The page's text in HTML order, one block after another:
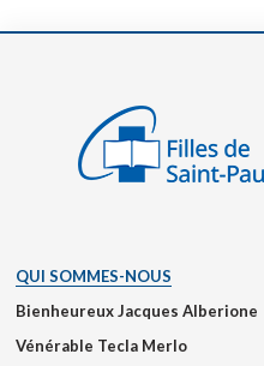
QUI SOMMES-NOUS
Bienheureux Jacques Alberione
Vénérable Tecla Merlo